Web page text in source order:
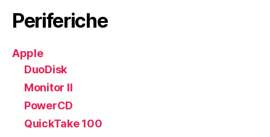
Periferiche
Apple
DuoDisk
Monitor II
PowerCD
QuickTake 100